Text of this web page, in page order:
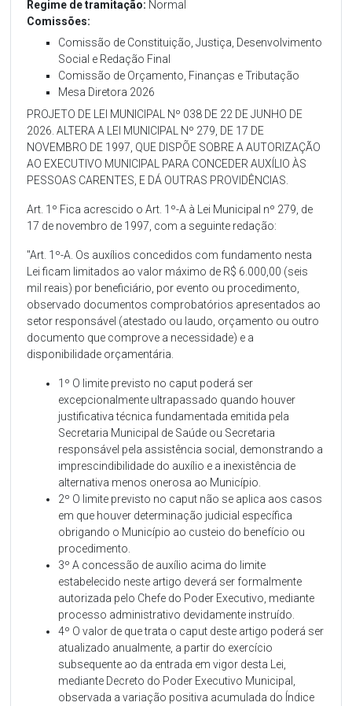
Regime de tramitação: Normal
Comissões:
Comissão de Constituição, Justiça, Desenvolvimento
Social e Redação Final
Comissão de Orçamento, Finanças e Tributação
Mesa Diretora 2026
PROJETO DE LEI MUNICIPAL Nº 038 DE 22 DE JUNHO DE
2026. ALTERA A LEI MUNICIPAL Nº 279, DE 17 DE
NOVEMBRO DE 1997, QUE DISPÕE SOBRE A AUTORIZAÇÃO
AO EXECUTIVO MUNICIPAL PARA CONCEDER AUXÍLIO ÀS
PESSOAS CARENTES, E DÁ OUTRAS PROVIDÊNCIAS.
Art. 1º Fica acrescido o Art. 1º-A à Lei Municipal nº 279, de
17 de novembro de 1997, com a seguinte redação:
"Art. 1º-A. Os auxílios concedidos com fundamento nesta
Lei ficam limitados ao valor máximo de R$ 6.000,00 (seis
mil reais) por beneficiário, por evento ou procedimento,
observado documentos comprobatórios apresentados ao
setor responsável (atestado ou laudo, orçamento ou outro
documento que comprove a necessidade) e a
disponibilidade orçamentária.
1º O limite previsto no caput poderá ser
excepcionalmente ultrapassado quando houver
justificativa técnica fundamentada emitida pela
Secretaria Municipal de Saúde ou Secretaria
responsável pela assistência social, demonstrando a
imprescindibilidade do auxílio e a inexistência de
alternativa menos onerosa ao Município.
2º O limite previsto no caput não se aplica aos casos
em que houver determinação judicial específica
obrigando o Município ao custeio do benefício ou
procedimento.
3º A concessão de auxílio acima do limite
estabelecido neste artigo deverá ser formalmente
autorizada pelo Chefe do Poder Executivo, mediante
processo administrativo devidamente instruído.
4º O valor de que trata o caput deste artigo poderá ser
atualizado anualmente, a partir do exercício
subsequente ao da entrada em vigor desta Lei,
mediante Decreto do Poder Executivo Municipal,
observada a variação positiva acumulada do Índice